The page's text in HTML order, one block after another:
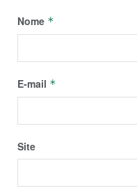
Nome *
E-mail *
Site